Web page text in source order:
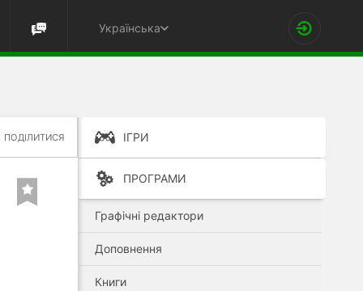
Українська
ПОДІЛИТИСЯ ІГРИ
ПРОГРАМИ
Графічні редактори
Доповнення
Книги